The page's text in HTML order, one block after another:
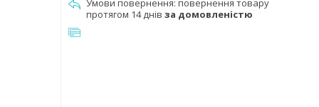
повернення товару
протягом 14 днів за домовленістю